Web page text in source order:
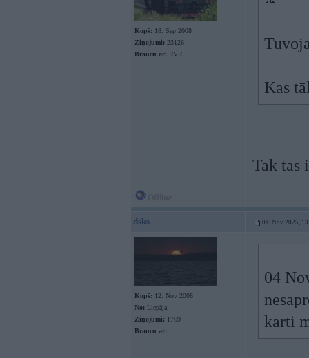
Kopš: 18. Sep 2008
Ziņojumi: 23126
Braucu ar: RVR
Kas
Tak tas
dsks 04. Nov 2025,
Kopš: 12. Nov 2008
No: Liepāja
Ziņojumi: 1769
Braucu ar:
04
karti